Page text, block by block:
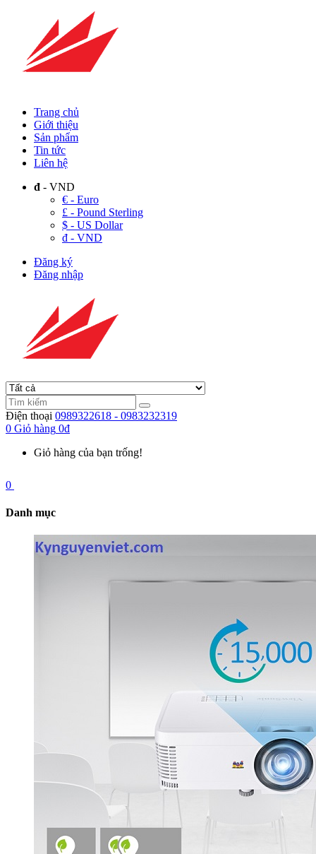
Trang chủ
Giới thiệu
Sản phẩm
Tin tức
Liên hệ
đ - VND
€ - Euro
£ - Pound Sterling
$ - US Dollar
đ - VND
Đăng ký
Đăng nhập
Điện thoại 0989322618 - 0983232319
0 Giỏ hàng 0đ
Giỏ hàng của bạn trống!
0
Danh mục